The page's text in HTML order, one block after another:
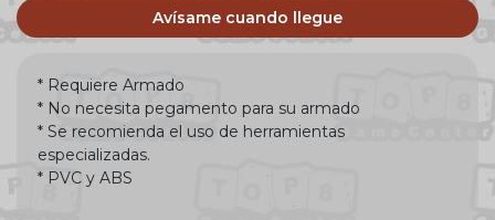
Avísame cuando llegue
* Requiere Armado
* No necesita pegamento para su armado
* Se recomienda el uso de herramientas
especializadas.
* PVC y ABS